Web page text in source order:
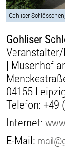
Gohliser
Gohliser
Veranstalter/
| Musenhof
04155 Leipzig
Telefon: +49
Internet:
E-Mail: